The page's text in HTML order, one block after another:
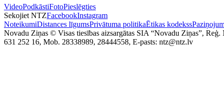
VideoPodkāstiFotoPieslēgties
Sekojiet NTZFacebookInstagram
NoteikumiDistances līgumsPrivātuma politikaĒtikas kodekss
Novadu Ziņas © Visas tiesības aizsargātas SIA “Novadu Ziņas”,
631 252 16, Mob. 28338989, 28444558, E-pasts: ntz@ntz.lv